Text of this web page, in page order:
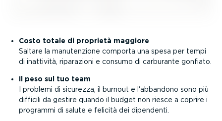
Costo totale di proprietà maggiore
Saltare la manuten­zione comporta una spesa per tempi
di inattività, riparazioni e consumo di carburante gonfiato.
Il peso sul tuo team
I problemi di sicurezza, il burnout e l'abbandono sono più
difficili da gestire quando il budget non riesce a coprire i
programmi di salute e felicità dei dipendenti.